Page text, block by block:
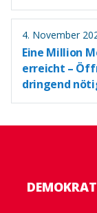
4. November
Eine Million
erreicht –
dringend